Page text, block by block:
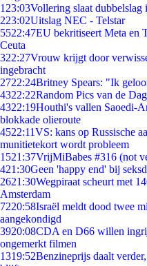
1 23:03Vollering slaat dubbelslag
223:02Uitslag NEC - Telstar
5522:47EU bekritiseert Meta en
Ceuta
322:27Vrouw krijgt door
ingebracht
2722:24Britney Spears: "Ik
4322:22Random Pics van de
4322:19Houthi's vallen Saoedi-
blokkade olieroute
4522:11VS: kans op Russische
munitietekort wordt probleem
1521:37VrijMiBabes #316 (not
421:30Geen 'happy end' bij
2621:30Wegpiraat scheurt met
Amsterdam
7220:58Israël meldt dood twee
aangekondigd
3920:08CDA en D66 willen
ongemerkt filmen
1319:52Benzineprijs daalt